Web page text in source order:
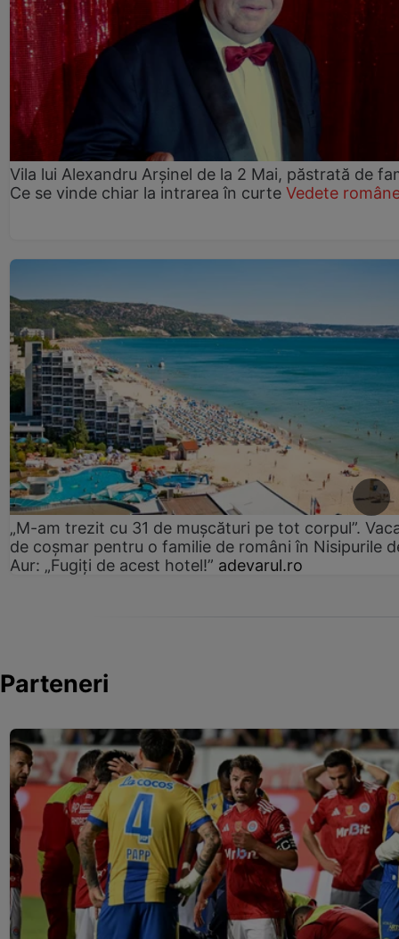
Vila lui Alexandru Arșinel de la 2 Mai, păstrată de
Ce se vinde chiar la intrarea în curte Vedete
„M-am trezit cu 31 de mușcături pe tot corpul”.
de coșmar pentru o familie de români în Nisipurile
Aur: „Fugiți de acest hotel!” adevarul.ro
Parteneri